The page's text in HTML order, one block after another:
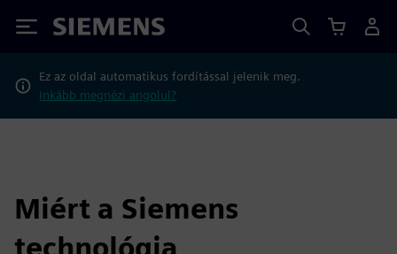
Siemens
Ez az oldal automatikus fordítással jelenik meg.
Inkább megnézi angolul?
Miért a Siemens